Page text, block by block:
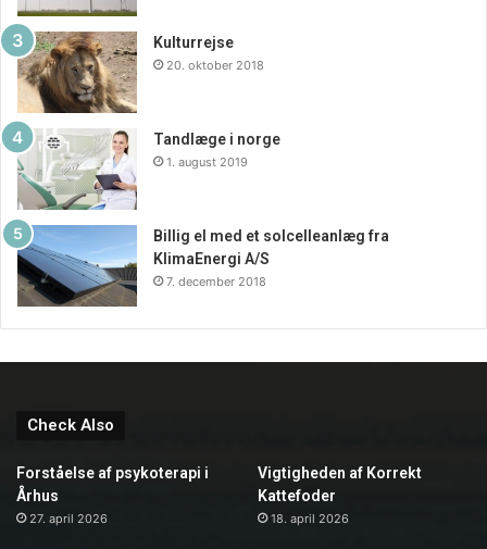
Schaublin er de dedikerede til at levere førsteklasses
præcisionsdrejningstjenester til deres kunder og sikre, at
hver del opfylder de højeste standarder for kvalitet og
pålidelighed. Besøg Schaublin’s hjemmeside i dag for at
lære mere om deres præcisionsdrejningstjenester og
hvordan de kan hjælpe med at opfylde dine
produktionsbehov.
Kulturrejse
20. oktober 2018
Tandlæge i norge
1. august 2019
Billig el med et solcelleanlæg fra
KlimaEnergi A/S
7. december 2018
Check Also
Forståelse af psykoterapi i
Århus
27. april 2026
Vigtigheden af Korrekt
Kattefoder
18. april 2026